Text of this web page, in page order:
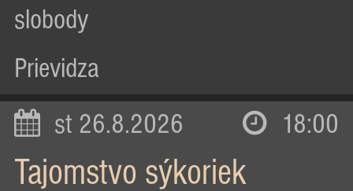
slobody
Prievidza
st 26.8.2026 18:00
Tajomstvo sýkoriek